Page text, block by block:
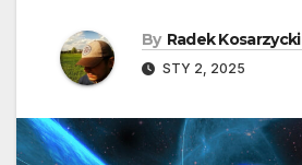
By Radek Kosarzycki
STY 2, 2025